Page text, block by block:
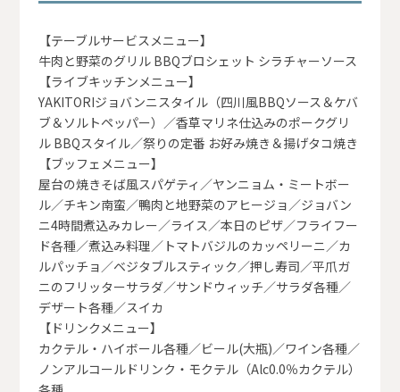
【テーブルサービスメニュー】
牛肉と野菜のグリル BBQブロシェット シラチャーソース
【ライブキッチンメニュー】
YAKITORIジョバンニスタイル（四川風BBQソース＆ケバ
ブ＆ソルトペッパー）／香草マリネ仕込みのポークグリ
ル BBQスタイル／祭りの定番 お好み焼き＆揚げタコ焼き
【ブッフェメニュー】
屋台の焼きそば風スパゲティ／ヤンニョム・ミートボー
ル／チキン南蛮／鴨肉と地野菜のアヒージョ／ジョバン
ニ4時間煮込みカレー／ライス／本日のピザ／フライフー
ド各種／煮込み料理／トマトバジルのカッペリーニ／カ
ルパッチョ／ベジタブルスティック／押し寿司／平爪ガ
ニのフリッターサラダ／サンドウィッチ／サラダ各種／
デザート各種／スイカ
【ドリンクメニュー】
カクテル・ハイボール各種／ビール(大瓶)／ワイン各種／
ノンアルコールドリンク・モクテル（Alc0.0％カクテル）